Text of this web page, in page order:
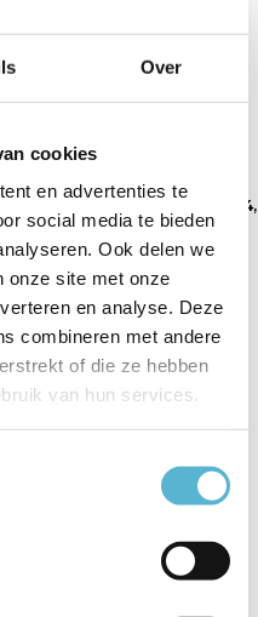
Over
cookies
en advertenties te
social media te bieden
Ook delen we
onze site met onze
en analyse. Deze
combineren met andere
of die ze hebben
van hun services.
LED GU10 lamp
Watt...
€15,95
over dit product..